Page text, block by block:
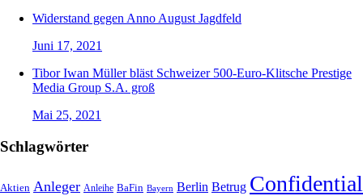
Widerstand gegen Anno August Jagdfeld
Juni 17, 2021
Tibor Iwan Müller bläst Schweizer 500-Euro-Klitsche Prestige
Media Group S.A. groß
Mai 25, 2021
Schlagwörter
Aktien Anleger Anleihe BaFin Bayern Berlin Betrug Confidential